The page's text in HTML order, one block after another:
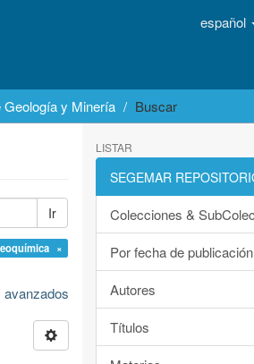
español
Geología y Minería Buscar
Ir
×
LISTAR
SEGEMAR
Colecciones &
Por fecha de publicación
Autores
Títulos